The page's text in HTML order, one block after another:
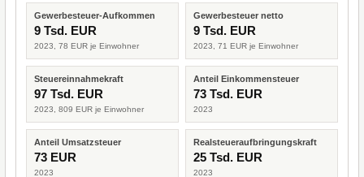
Gewerbesteuer-Aufkommen
9 Tsd. EUR
2023, 78 EUR je Einwohner
Gewerbesteuer netto
9 Tsd. EUR
2023, 71 EUR je Einwohner
Steuereinnahmekraft
97 Tsd. EUR
2023, 809 EUR je Einwohner
Anteil Einkommensteuer
73 Tsd. EUR
2023
Anteil Umsatzsteuer
73 EUR
2023
Realsteueraufbringungskraft
25 Tsd. EUR
2023